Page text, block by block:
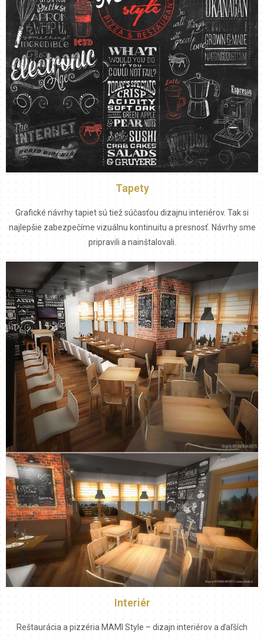
Tapety
Grafické návrhy tapiet sú tiež súčasťou dizajnu interiérov. Tak si
najlepšie zabezpečíme vizuálnu kontinuitu a presnosť. Návrhy sme
pripravili a nainštalovali.
Interiér
Reštaurácia a pizzéria MAMI Style – dizajn interiérov a ďaľších